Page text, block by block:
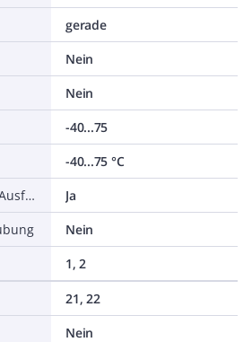
gerade
Nein
Nein
-40...75
-40...75 °C
Explosionsgeprüfte Ausführung
Ja
Nein
1, 2
21, 22
Nein